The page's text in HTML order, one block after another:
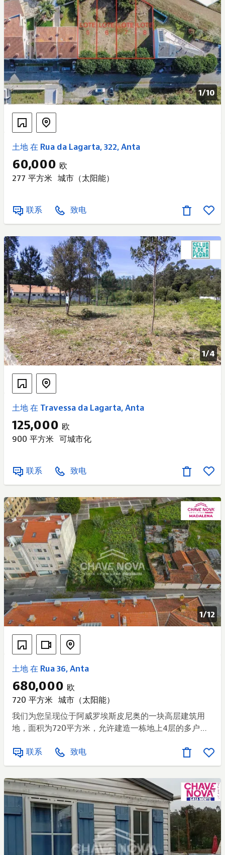
1/10
土地 在 Rua da Lagarta, 322, Anta
60,000 欧
277 平方米 城市（太阳能）
联系 致电
1/4
土地 在 Travessa da Lagarta, Anta
125,000 欧
900 平方米 可城市化
联系 致电
1/12
土地 在 Rua 36, Anta
680,000 欧
720 平方米 城市（太阳能）
我们为您呈现位于阿威罗埃斯皮尼奥的一块高层建筑用
地，面积为720平方米，允许建造一栋地上4层的多户住
展提供绝佳机会。 战略位置： 距离埃斯皮尼奥烤炉260
米 距离埃斯皮尼奥市政厅850米 距离埃斯皮尼奥市场1公
里 距离埃斯皮尼奥海滩1.5公里 这块土地潜力巨大，无论
是对于希望在埃斯皮尼奥最具价值的地区之一创建多户住
宅项目的投资者还是建筑商来说，都是如此。 || 示意图
（非真实） 需要更多信息吗？ 我们非常乐意帮助您找到
最适合您家庭的房子。 与我们一起发现它。 不要错过这
个机会！ 除了这处房产外，我们还有更多房产，肯定符
合您的需求。 立即安排您的参观！ 我们免费处理整个
联系 致电